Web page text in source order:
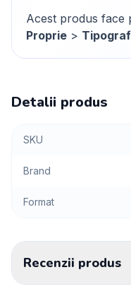
Acest produs face
Proprie >
Detalii produs
SKU
Brand
Format
Recenzii produs